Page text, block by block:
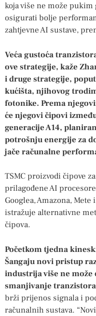
koja više ne može
osigurati bolje
zahtjevne AI sustave,
Veća gustoća
ove strategije, kaže
i druge strategije,
kućišta, njihovog
fotonike. Prema
će njegovi čipovi
generacije A14,
potrošnju energije za
jače računalne
TSMC proizvodi čipove
prilagođene AI
Googlea, Amazona,
istražuje alternativne
čipova.
Početkom tjedna
Šangaju novi pristup
industrija više ne
smanjivanje
brži prijenos signala i
računalnih sustava.